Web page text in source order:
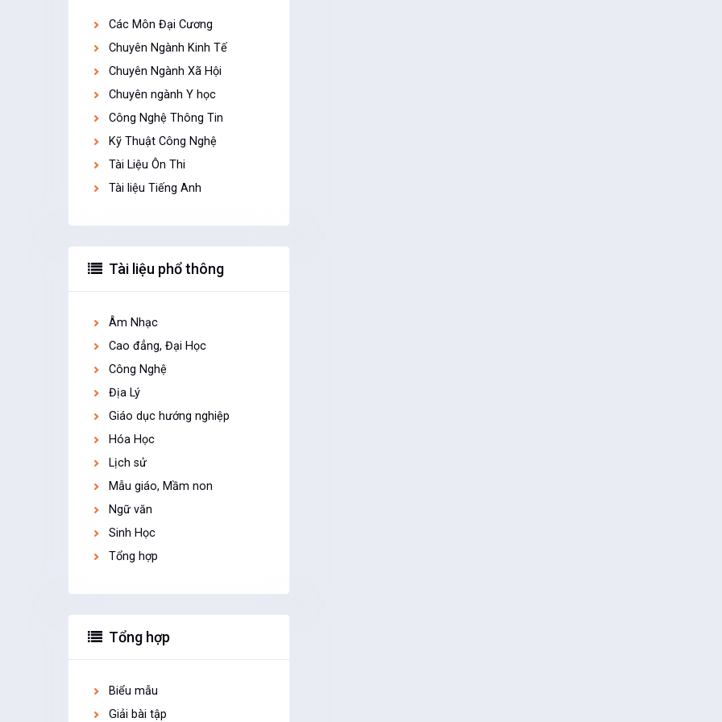
Các Môn Đại Cương
Chuyên Ngành Kinh Tế
Chuyên Ngành Xã Hội
Chuyên ngành Y học
Công Nghệ Thông Tin
Kỹ Thuật Công Nghệ
Tài Liệu Ôn Thi
Tài liệu Tiếng Anh
Tài liệu phổ thông
Âm Nhạc
Cao đẳng, Đại Học
Công Nghệ
Địa Lý
Giáo dục hướng nghiệp
Hóa Học
Lịch sử
Mẫu giáo, Mầm non
Ngữ văn
Sinh Học
Tổng hợp
Tổng hợp
Biểu mẫu
Giải bài tập